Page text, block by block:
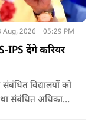
Aug, 2026 05:29 PM
IPS देंगे करियर
विद्यालयों को
संबंधित अधिकारी